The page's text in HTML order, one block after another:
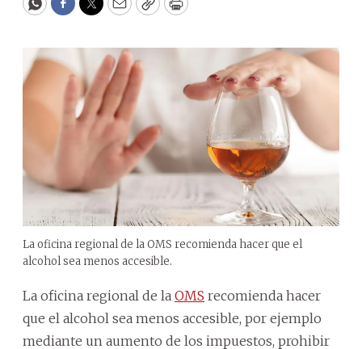
WhatsApp
Facebook
Twitter
EmailCopyPrint
La oficina regional de la OMS recomienda hacer que el
alcohol sea menos accesible.
La oficina regional de la OMS recomienda hacer
que el alcohol sea menos accesible, por ejemplo
mediante un aumento de los impuestos, prohibir